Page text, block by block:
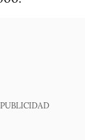
PUBLICIDAD